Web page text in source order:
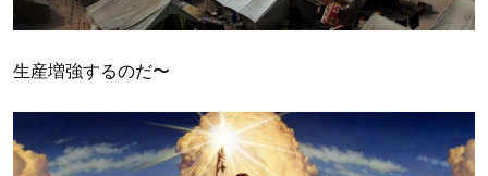
生産増強するのだ〜